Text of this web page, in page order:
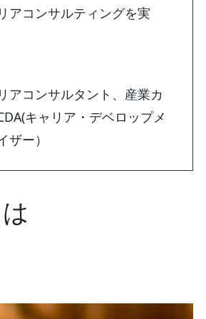
アコンサルティングを実
アコンサルタント、産業カ
キャリア・デベロップメ
ザー）